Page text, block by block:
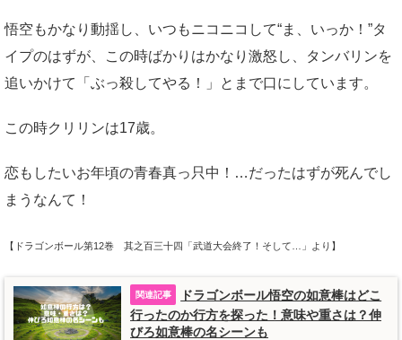
悟空もかなり動揺し、いつもニコニコして“ま、いっか！”タ
イプのはずが、この時ばかりはかなり激怒し、タンバリンを
追いかけて「ぶっ殺してやる！」とまで口にしています。
この時クリリンは17歳。
恋もしたいお年頃の青春真っ只中！…だったはずが死んでし
まうなんて！
【ドラゴンボール第12巻 其之百三十四「武道大会終了！そして…」より】
ドラゴンボール悟空の如意棒はどこ
行ったのか行方を探った！意味や重さは？伸
びろ如意棒の名シーンも